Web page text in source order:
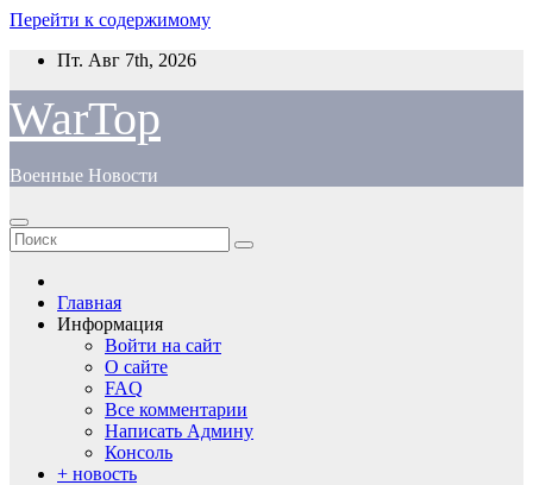
Перейти к содержимому
Пт. Авг 7th, 2026
WarTop
Военные Новости
Главная
Информация
Войти на сайт
О сайте
FAQ
Все комментарии
Написать Админу
Консоль
+ новость